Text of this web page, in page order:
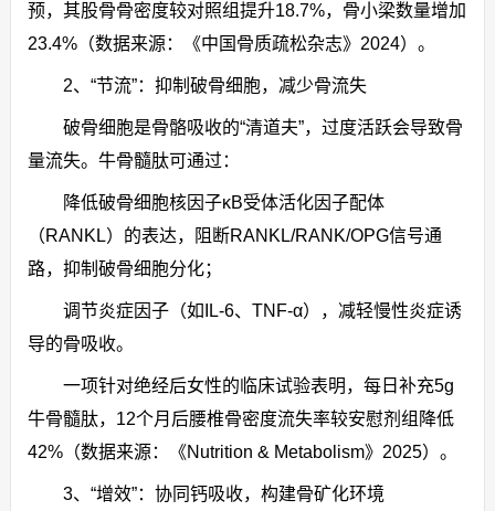
预，其股骨骨密度较对照组提升18.7%，骨小梁数量增加
23.4%（数据来源：《中国骨质疏松杂志》2024）。
2、“节流”：抑制破骨细胞，减少骨流失
破骨细胞是骨骼吸收的“清道夫”，过度活跃会导致骨
量流失。牛骨髓肽可通过：
降低破骨细胞核因子κB受体活化因子配体
（RANKL）的表达，阻断RANKL/RANK/OPG信号通
路，抑制破骨细胞分化；
调节炎症因子（如IL-6、TNF-α），减轻慢性炎症诱
导的骨吸收。
一项针对绝经后女性的临床试验表明，每日补充5g
牛骨髓肽，12个月后腰椎骨密度流失率较安慰剂组降低
42%（数据来源：《Nutrition & Metabolism》2025）。
3、“增效”：协同钙吸收，构建骨矿化环境